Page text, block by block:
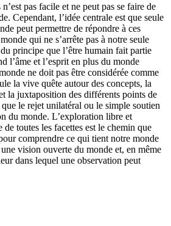
pas facile et ne peut pas se faire de
Cependant, l’idée centrale est que seule
peut permettre de répondre à ces
qui ne s’arrête pas à notre seule
principe que l’être humain fait partie
l’âme et l’esprit en plus du monde
ne doit pas être considérée comme
la vive quête autour des concepts, la
la juxtaposition des différents points de
le rejet unilatéral ou le simple soutien
du monde. L’exploration libre et
de toutes les facettes est le chemin que
comprendre ce qui tient notre monde
vision ouverte du monde et, en même
dans lequel une observation peut